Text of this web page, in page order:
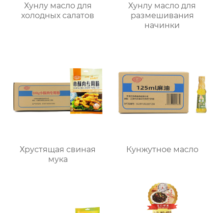
Хунлу масло для
холодных салатов
Хунлу масло для
размешивания
начинки
Хрустящая свиная
мука
Кунжутное масло